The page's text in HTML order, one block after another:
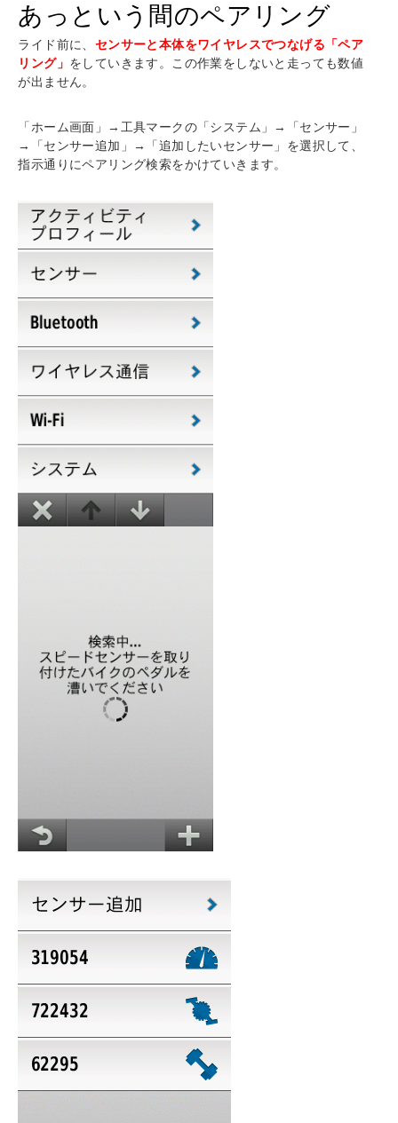
あっという間のペアリング
ライド前に、 センサーと本体をワイヤレスでつなげる「ペア
リング」 をしていきます。この作業をしないと走っても数値
が出ません。
「ホーム画面」→工具マークの「システム」→「センサー」
→「センサー追加」→「追加したいセンサー」を選択して、
指示通りにペアリング検索をかけていきます。